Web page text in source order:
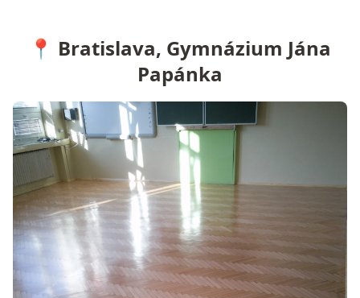
📍 Bratislava, Gymnázium Jána
Papánka